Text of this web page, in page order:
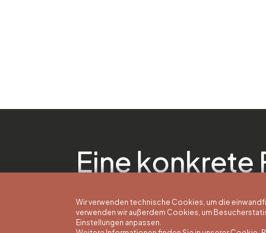
Eine konkrete
Wir verwenden technische Cookies, um die
verwenden wir außerdem Cookies, um
Einstellungen anpassen.